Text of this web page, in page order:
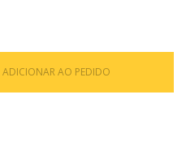
ADICIONAR AO PEDIDO